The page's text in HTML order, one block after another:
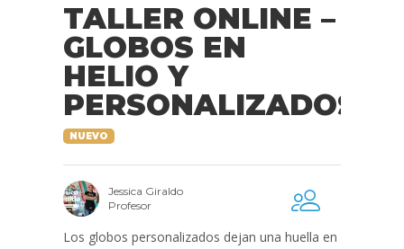
TALLER ONLINE –
GLOBOS EN
HELIO Y
PERSONALIZADOS
NUEVO
Jessica Giraldo
Profesor
Los globos personalizados dejan una huella en